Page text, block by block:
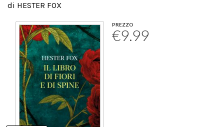
Calendario
di HESTER FOX
PREZZO
€9.99